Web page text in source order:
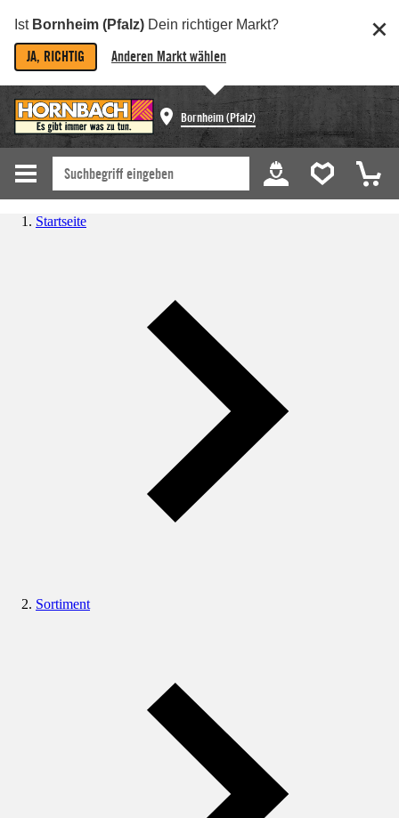
Ist Bornheim (Pfalz) Dein richtiger Markt?
JA, RICHTIG Anderen Markt wählen
Bornheim (Pfalz)
Startseite
Sortiment